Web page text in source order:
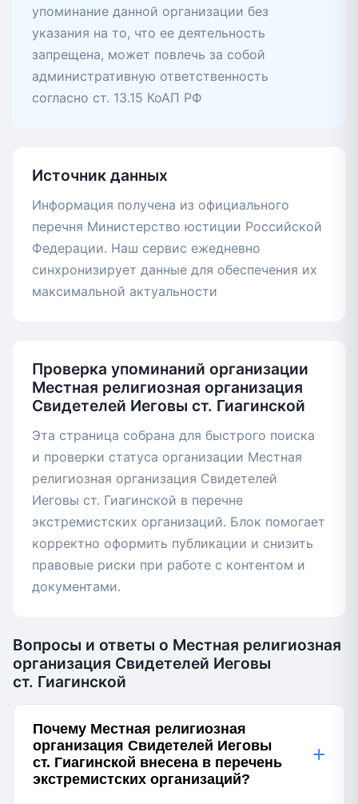
упоминание данной организации без
указания на то, что ее деятельность
запрещена, может повлечь за собой
административную ответственность
согласно ст. 13.15 КоАП РФ
Источник данных
Информация получена из официального
перечня Министерство юстиции Российской
Федерации. Наш сервис ежедневно
синхронизирует данные для обеспечения их
максимальной актуальности
Проверка упоминаний организации
Местная религиозная организация
Свидетелей Иеговы ст. Гиагинской
Эта страница собрана для быстрого поиска
и проверки статуса организации Местная
религиозная организация Свидетелей
Иеговы ст. Гиагинской в перечне
экстремистских организаций. Блок помогает
корректно оформить публикации и снизить
правовые риски при работе с контентом и
документами.
Вопросы и ответы о Местная религиозная
организация Свидетелей Иеговы
ст. Гиагинской
Почему Местная религиозная
организация Свидетелей Иеговы
ст. Гиагинской внесена в перечень
экстремистских организаций?
+